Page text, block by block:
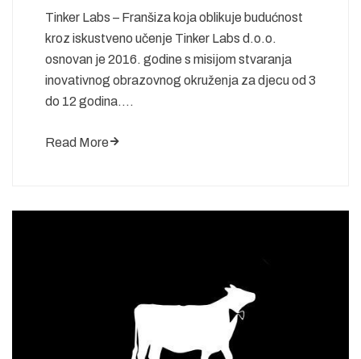
Tinker Labs – Franšiza koja oblikuje budućnost
kroz iskustveno učenje Tinker Labs d.o.o.
osnovan je 2016. godine s misijom stvaranja
inovativnog obrazovnog okruženja za djecu od 3
do 12 godina.…
Read More